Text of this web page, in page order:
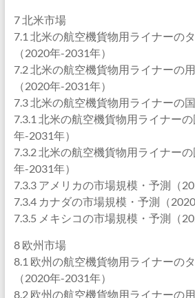
7 北米市場
7.1 北米の航空機貨物用ライナーの
（2020年-2031年）
7.2 北米の航空機貨物用ライナーの
（2020年-2031年）
7.3 北米の航空機貨物用ライナーの
7.3.1 北米の航空機貨物用ライナー
年-2031年）
7.3.2 北米の航空機貨物用ライナー
年-2031年）
7.3.3 アメリカの市場規模・予測（
7.3.4 カナダの市場規模・予測（
7.3.5 メキシコの市場規模・予測（
8 欧州市場
8.1 欧州の航空機貨物用ライナーの
（2020年-2031年）
8.2 欧州の航空機貨物用ライナーの